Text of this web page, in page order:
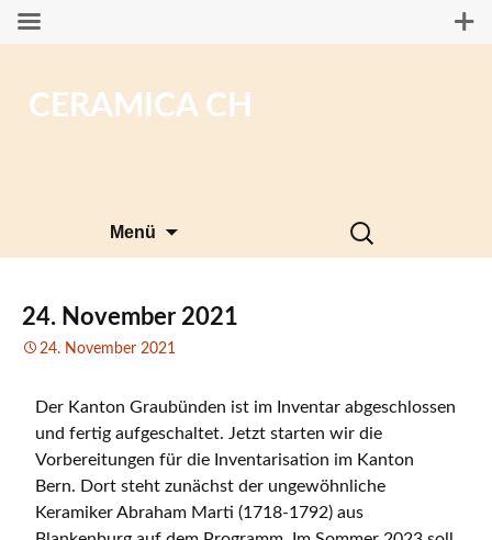
CERAMICA CH
Menü
Suchen
nach:
24. November 2021
24. November 2021
Der Kanton Graubünden ist im Inventar abgeschlossen
und fertig aufgeschaltet. Jetzt starten wir die
Vorbereitungen für die Inventarisation im Kanton
Bern. Dort steht zunächst der ungewöhnliche
Keramiker Abraham Marti (1718-1792) aus